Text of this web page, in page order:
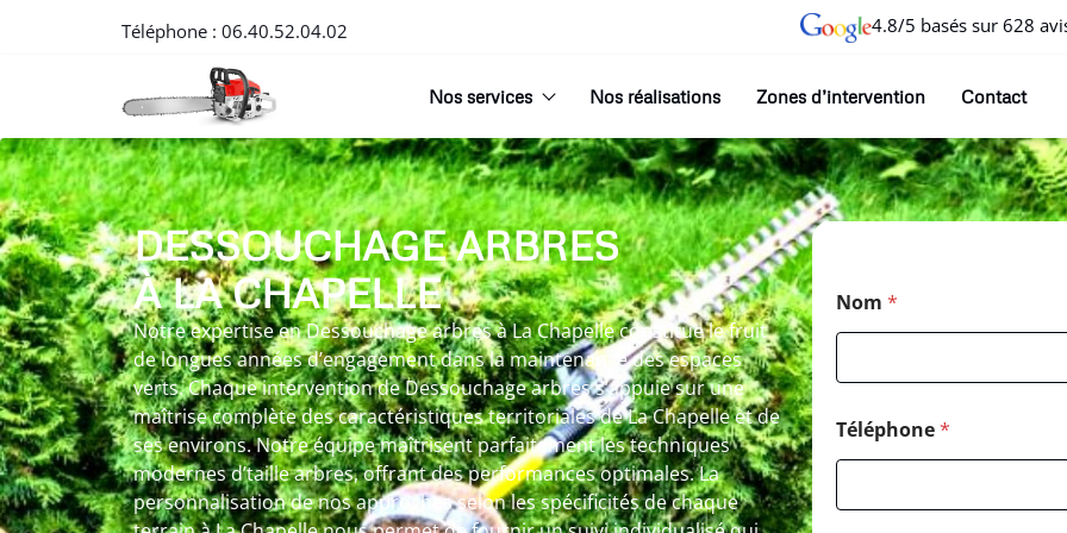
Téléphone : 06.40.52.04.02 4.8/5 basés sur 628
Nos services Nos réalisations Zones d’intervention Contact
DESSOUCHAGE ARBRES
À LA CHAPELLE
Notre expertise en Dessouchage arbres à La Chapelle constitue le fruit
de longues années d’engagement dans la maintenance des espaces
verts. Chaque intervention de Dessouchage arbres s’appuie sur une
maîtrise complète des caractéristiques territoriales de La Chapelle et de
ses environs. Notre équipe maîtrisent parfaitement les techniques
modernes d’taille arbres, offrant des performances optimales. La
personnalisation de nos approches selon les spécificités de chaque
Nom *
Téléphone*